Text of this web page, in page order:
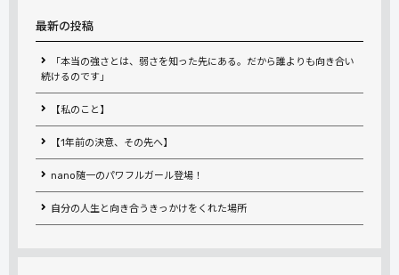
最新の投稿
「本当の強さとは、弱さを知った先にある。だから誰よりも向き合い
続けるのです」
【私のこと】
【1年前の決意、その先へ】
nano随一のパワフルガール登場！
自分の人生と向き合うきっかけをくれた場所